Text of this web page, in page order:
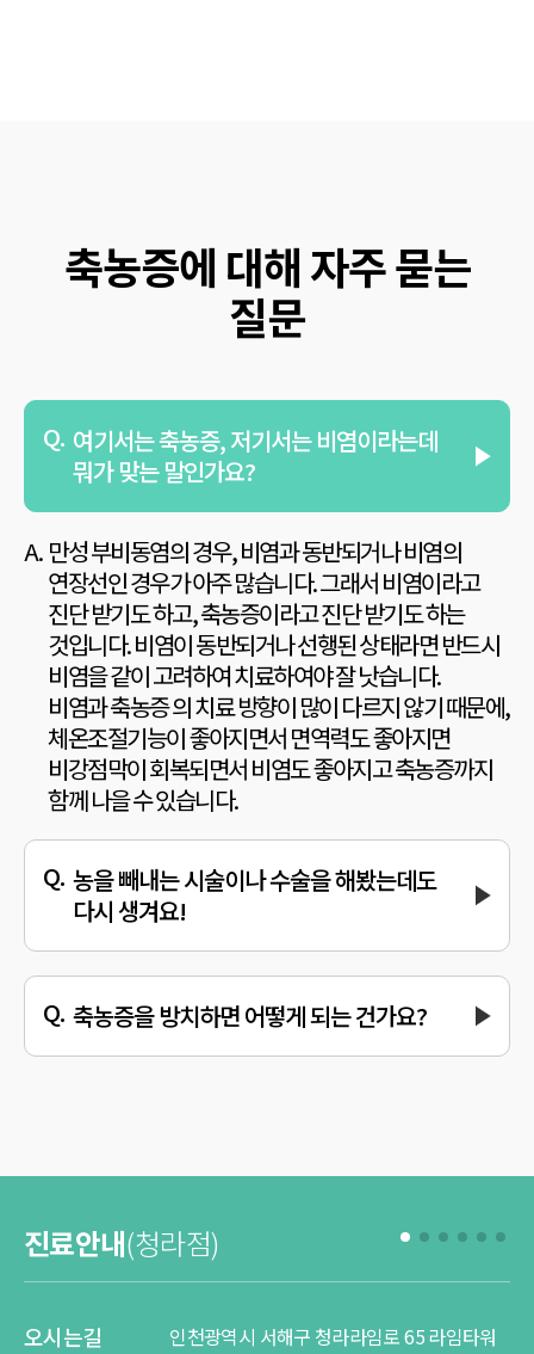
축농증에 대해 자주 묻는
질문
여기서는 축농증, 저기서는 비염이라는데
뭐가 맞는 말인가요?
만성 부비동염의 경우, 비염과 동반되거나 비염의
연장선인 경우가아주 많습니다. 그래서 비염이라고
진단 받기도 하고,축농증이라고 진단 받기도 하는
것입니다. 비염이 동반되거나선행된 상태라면 반드시
비염을 같이 고려하여 치료하여야 잘 낫습니다.
비염과 축농증 의 치료 방향이 많이 다르지 않기 때문에,
체온조절기능이 좋아지면서 면역력도 좋아지면
비강점막이 회복되면서비염도 좋아지고 축농증까지
함께 나을 수 있습니다.
농을 빼내는 시술이나 수술을 해봤는데도
다시 생겨요!
축농증을 방치하면 어떻게 되는 건가요?
진료안내(청라점)
오시는길
인천광역시 서해구 청라라임로 65 라임타워